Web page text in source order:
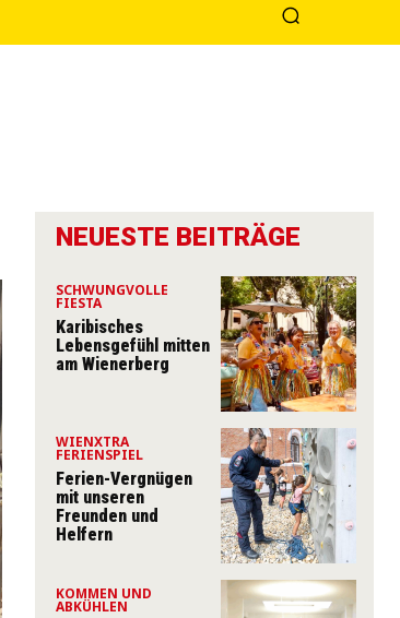
NEUESTE BEITRÄGE
SCHWUNGVOLLE
FIESTA
Karibisches
Lebensgefühl mitten
am Wienerberg
WIENXTRA
FERIENSPIEL
Ferien-Vergnügen
mit unseren
Freunden und
Helfern
KOMMEN UND
ABKÜHLEN